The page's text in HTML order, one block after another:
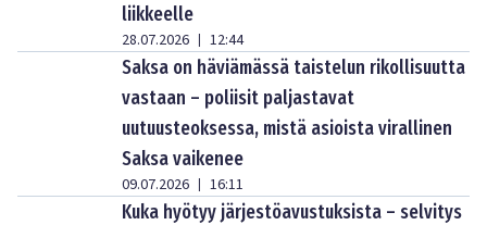
liikkeelle
28.07.2026 | 12:44
Saksa on häviämässä taistelun rikollisuutta
vastaan – poliisit paljastavat
uutuusteoksessa, mistä asioista virallinen
Saksa vaikenee
09.07.2026 | 16:11
Kuka hyötyy järjestöavustuksista – selvitys